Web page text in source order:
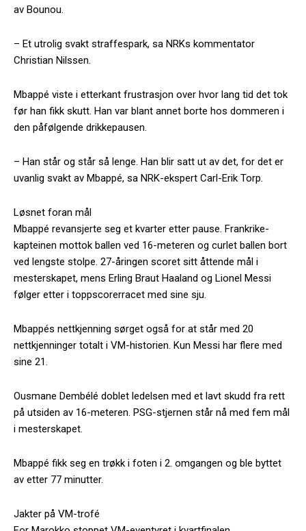
av Bounou.
– Et utrolig svakt straffespark, sa NRKs kommentator
Christian Nilssen.
Mbappé viste i etterkant frustrasjon over hvor lang tid det tok
før han fikk skutt. Han var blant annet borte hos dommeren i
den påfølgende drikkepausen.
– Han står og står så lenge. Han blir satt ut av det, for det er
uvanlig svakt av Mbappé, sa NRK-ekspert Carl-Erik Torp.
Løsnet foran mål
Mbappé revansjerte seg et kvarter etter pause. Frankrike-
kapteinen mottok ballen ved 16-meteren og curlet ballen bort
ved lengste stolpe. 27-åringen scoret sitt åttende mål i
mesterskapet, mens Erling Braut Haaland og Lionel Messi
følger etter i toppscorerracet med sine sju.
Mbappés nettkjenning sørget også for at står med 20
nettkjenninger totalt i VM-historien. Kun Messi har flere med
sine 21.
Ousmane Dembélé doblet ledelsen med et lavt skudd fra rett
på utsiden av 16-meteren. PSG-stjernen står nå med fem mål
i mesterskapet.
Mbappé fikk seg en trøkk i foten i 2. omgangen og ble byttet
av etter 77 minutter.
Jakter på VM-trofé